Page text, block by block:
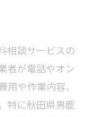
相談サービスの
者が電話やオン
や作業内容、
特に秋田県男鹿